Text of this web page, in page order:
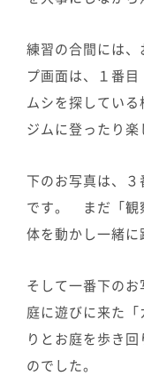
練習の合間には
プ画面は、１番
ムシを探してい
ジムに登ったり楽
下のお写真は、
です。 まだ「観
体を動かし一緒に
そして一番下の
庭に遊びに来た
りとお庭を歩き
のでした。